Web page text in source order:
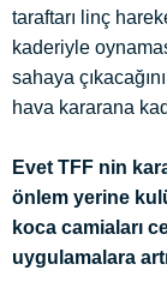
taraftarı linç
kaderiyle
sahaya
hava kararana
Evet TFF nin
önlem yerine
koca camiaları
uygulamalara